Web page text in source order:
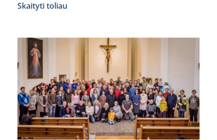
Skaityti toliau